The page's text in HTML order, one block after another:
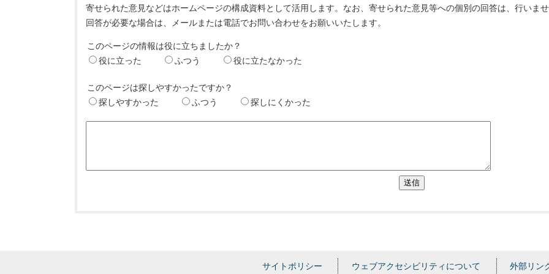
寄せられた意見などはホームページの構成資料として活用します。なお、寄せられた意見等への個別の回答は、行いませ
回答が必要な場合は、メールまたは電話でお問い合わせをお願いいたします。
このページの情報は役に立ちましたか？
役に立った
ふつう 役に立たなかった
このページは探しやすかったですか？
探しやすかった
ふつう 探しにくかった
送信
サイトポリシー ウェブアクセシビリティについて 外部リン